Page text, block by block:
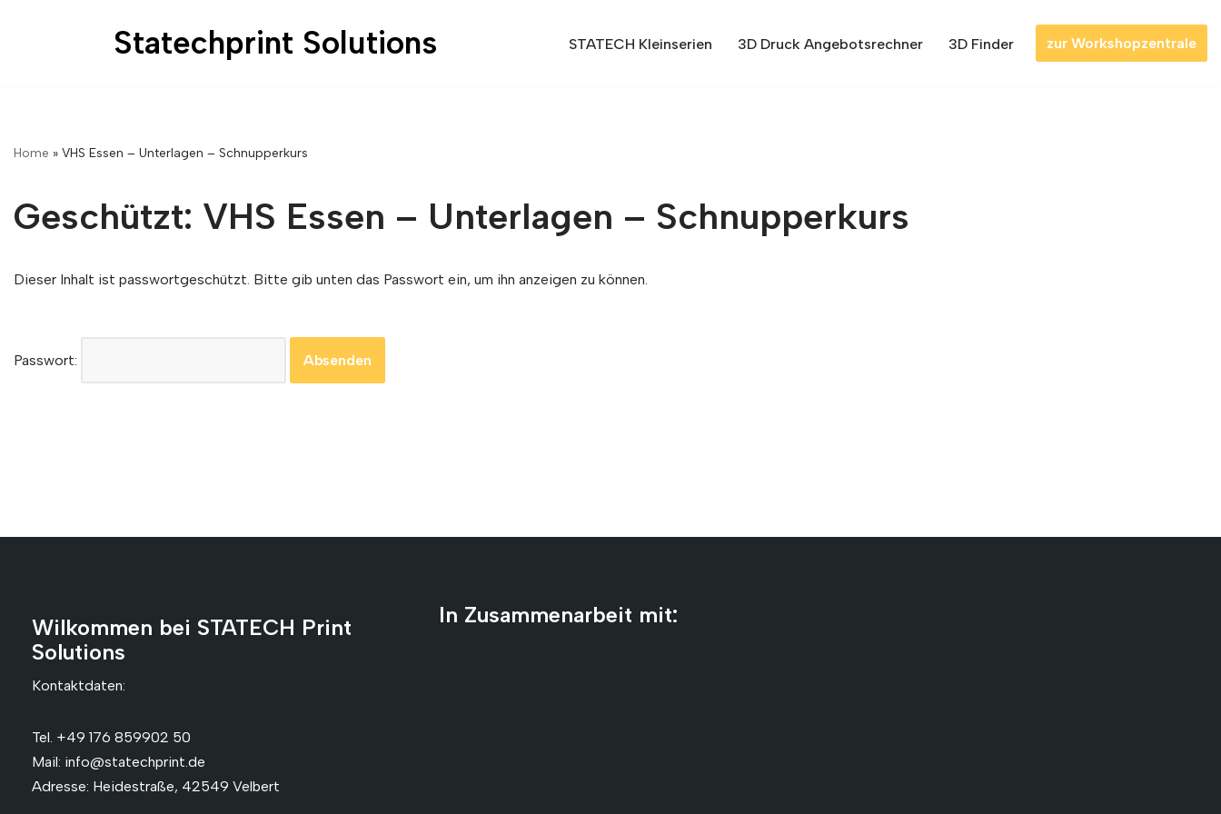
Statechprint Solutions STATECH Kleinserien 3D Druck Angebotsrechner 3D Finder zur Workshopzentrale
Home » VHS Essen – Unterlagen – Schnupperkurs
Geschützt: VHS Essen – Unterlagen – Schnupperkurs
Dieser Inhalt ist passwortgeschützt. Bitte gib unten das Passwort ein, um ihn anzeigen zu können.
Passwort:
Wilkommen bei STATECH Print
Solutions
Kontaktdaten:
Tel. +49 176 859902 50
Mail: info@statechprint.de
Adresse: Heidestraße, 42549 Velbert
In Zusammenarbeit mit: